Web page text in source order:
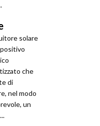
solare
che
di
nel modo
un